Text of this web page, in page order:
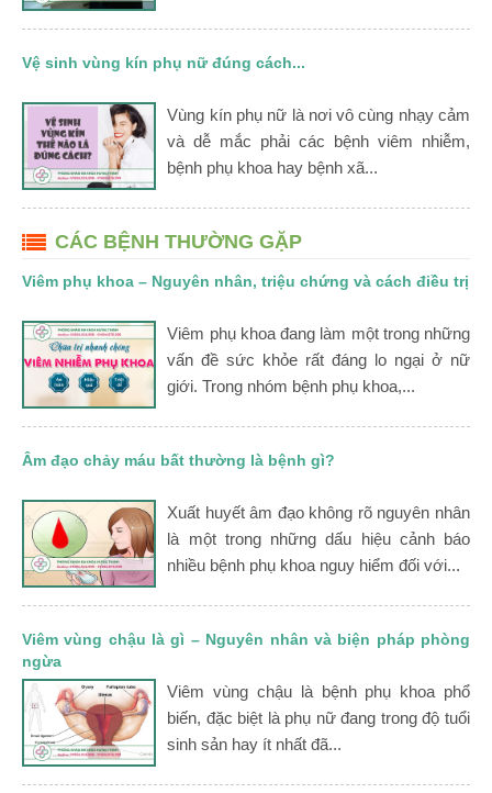
Vệ sinh vùng kín phụ nữ đúng cách...
Vùng kín phụ nữ là nơi vô cùng nhạy cảm
và dễ mắc phải các bệnh viêm nhiễm,
bệnh phụ khoa hay bệnh xã...
CÁC BỆNH THƯỜNG GẶP
Viêm phụ khoa – Nguyên nhân, triệu chứng và cách điều trị
Viêm phụ khoa đang làm một trong những
vấn đề sức khỏe rất đáng lo ngại ở nữ
giới. Trong nhóm bệnh phụ khoa,...
Âm đạo chảy máu bất thường là bệnh gì?
Xuất huyết âm đạo không rõ nguyên nhân
là một trong những dấu hiệu cảnh báo
nhiều bệnh phụ khoa nguy hiểm đối với...
Viêm vùng chậu là gì – Nguyên nhân và biện pháp phòng
ngừa
Viêm vùng chậu là bệnh phụ khoa phổ
biến, đặc biệt là phụ nữ đang trong độ tuổi
sinh sản hay ít nhất đã...